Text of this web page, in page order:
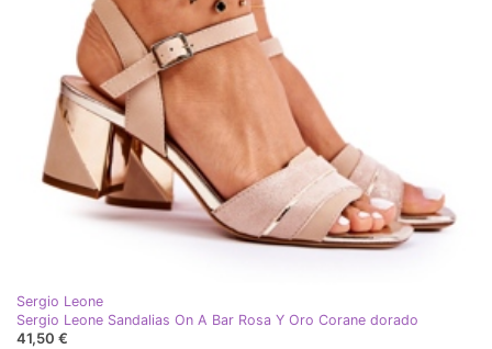
Sergio Leone
Sergio Leone Sandalias On A Bar Rosa Y Oro Corane dorado
41,50 €